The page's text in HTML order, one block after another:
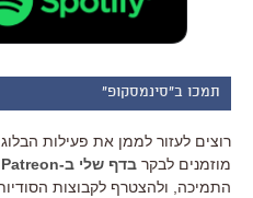
תמכו ב"סינמסקופ"
רוצים לעזור לממן את פעילות
מוזמנים לבקר בדף שלי ב-Patreon
התמיכה, ולהצטרף לקבוצות